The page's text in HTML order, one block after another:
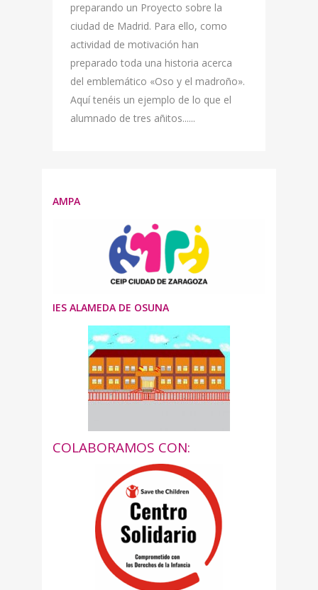
preparando un Proyecto sobre la
ciudad de Madrid. Para ello, como
actividad de motivación han
preparado toda una historia acerca
del emblemático «Oso y el madroño».
Aquí tenéis un ejemplo de lo que el
alumnado de tres añitos......
AMPA
IES ALAMEDA DE OSUNA
COLABORAMOS CON: